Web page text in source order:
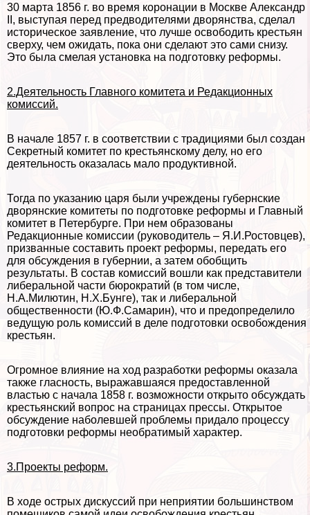
30 марта 1856 г. во время коронации в Москве Александр
II, выступая перед предводителями дворянства, сделал
историческое заявление, что лучше освободить крестьян
сверху, чем ожидать, пока они сделают это сами снизу.
Это была смелая установка на подготовку реформы.
2.Деятельность Главного комитета и Редакционных
комиссий.
В начале 1857 г. в соответствии с традициями был создан
Секретный комитет по крестьянскому делу, но его
деятельность оказалась мало продуктивной.
Тогда по указанию царя были учреждены губернские
дворянские комитеты по подготовке реформы и Главный
комитет в Петербурге. При нем образованы
Редакционные комиссии (руководитель – Я.И.Ростовцев),
призванные составить проект реформы, передать его
для обсуждения в губернии, а затем обобщить
результаты. В состав комиссий вошли как представители
либеральной части бюрократий (в том числе,
Н.А.Милютин, Н.Х.Бунге), так и либеральной
общественности (Ю.Ф.Самарин), что и предопределило
ведущую роль комиссий в деле подготовки освобождения
крестьян.
Огромное влияние на ход разработки реформы оказала
также гласность, выражавшаяся предоставленной
властью с начала 1858 г. возможности открыто обсуждать
крестьянский вопрос на страницах прессы. Открытое
обсуждение наболевшей проблемы придало процессу
подготовки реформы необратимый хаpaктер.
3.Проекты реформ.
В ходе острых дискуссий при неприятии большинством